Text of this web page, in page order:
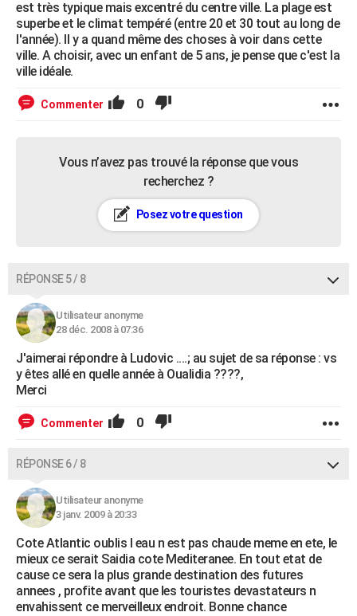
est très typique mais excentré du centre ville. La plage est
superbe et le climat tempéré (entre 20 et 30 tout au long de
l'année). Il y a quand même des choses à voir dans cette
ville. A choisir, avec un enfant de 5 ans, je pense que c'est la
ville idéale.
Commenter 0
Vous n’avez pas trouvé la réponse que vous
recherchez ?
Posez votre question
RÉPONSE 5 / 8
Utilisateur anonyme
28 déc. 2008 à 07:36
J'aimerai répondre à Ludovic ....; au sujet de sa réponse : vs
y êtes allé en quelle année à Oualidia ????,
Merci
Commenter 0
RÉPONSE 6 / 8
Utilisateur anonyme
3 janv. 2009 à 20:33
Cote Atlantic oublis l eau n est pas chaude meme en ete, le
mieux ce serait Saidia cote Mediteranee. En tout etat de
cause ce sera la plus grande destination des futures
annees , profite avant que les touristes devastateurs n
envahissent ce merveilleux endroit. Bonne chance